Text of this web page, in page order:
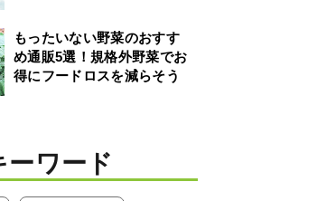
もったいない野菜のおすす
め通販5選！規格外野菜でお
得にフードロスを減らそう
ーワード